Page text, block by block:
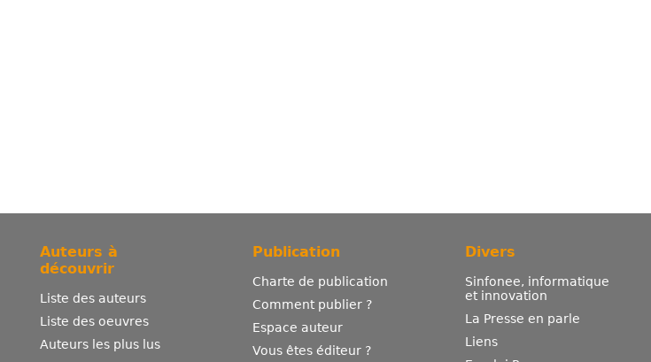
Auteurs à
découvrir
Liste des auteurs
Liste des oeuvres
Auteurs les plus lus
Publication
Charte de publication
Comment publier ?
Espace auteur
Vous êtes éditeur ?
Divers
Sinfonee, informatique
et innovation
La Presse en parle
Liens